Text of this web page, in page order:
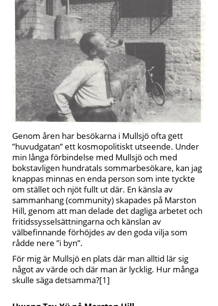
Genom åren har besökarna i Mullsjö ofta gett
”huvudgatan” ett kosmopolitiskt utseende. Under
min långa förbindelse med Mullsjö och med
bokstavligen hundratals sommarbesökare, kan jag
knappas minnas en enda person som inte tyckte
om stället och njöt fullt ut där. En känsla av
sammanhang (community) skapades på Marston
Hill, genom att man delade det dagliga arbetet och
fritidssysselsättningarna och känslan av
välbefinnande förhöjdes av den goda vilja som
rådde nere ”i byn”.
För mig är Mullsjö en plats där man alltid lär sig
något av värde och där man är lycklig. Hur många
skulle säga detsamma?[1]